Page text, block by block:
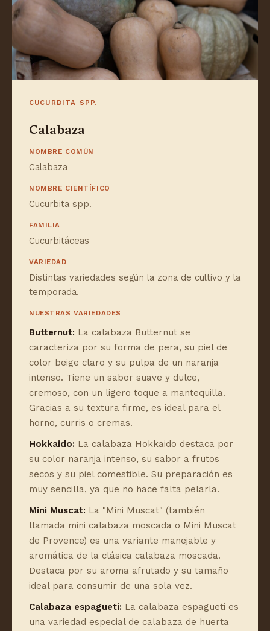
CUCURBITA SPP.
Calabaza
NOMBRE COMÚN
Calabaza
NOMBRE CIENTÍFICO
Cucurbita spp.
FAMILIA
Cucurbitáceas
VARIEDAD
Distintas variedades según la zona de cultivo y la
temporada.
NUESTRAS VARIEDADES
Butternut: La calabaza Butternut se
caracteriza por su forma de pera, su piel de
color beige claro y su pulpa de un naranja
intenso. Tiene un sabor suave y dulce,
cremoso, con un ligero toque a mantequilla.
Gracias a su textura firme, es ideal para el
horno, curris o cremas.
Hokkaido: La calabaza Hokkaido destaca por
su color naranja intenso, su sabor a frutos
secos y su piel comestible. Su preparación es
muy sencilla, ya que no hace falta pelarla.
Mini Muscat: La "Mini Muscat" (también
llamada mini calabaza moscada o Mini Muscat
de Provence) es una variante manejable y
aromática de la clásica calabaza moscada.
Destaca por su aroma afrutado y su tamaño
ideal para consumir de una sola vez.
Calabaza espagueti: La calabaza espagueti es
una variedad especial de calabaza de huerta